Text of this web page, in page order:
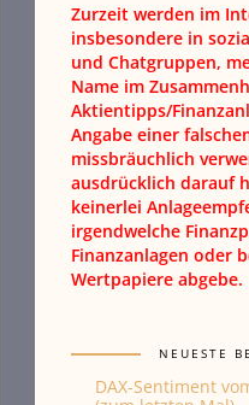
Zurzeit werden im
insbesondere in
und Chatgruppen,
Name im
Aktientipps/
Angabe einer
missbräuchlich
ausdrücklich darauf
keinerlei
irgendwelche
Finanzanlagen oder
Wertpapiere abgebe.
NEUESTE
DAX-Sentiment